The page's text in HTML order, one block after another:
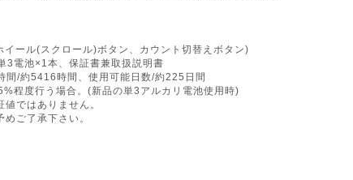
ール(スクロール)ボタン、カウント切替えボタン)
3電池×1本、保証書兼取扱説明書
間/約5416時間、使用可能日数/約225日間
程度行う場合。(新品の単3アルカリ電池使用時)
ではありません。
ご了承下さい。